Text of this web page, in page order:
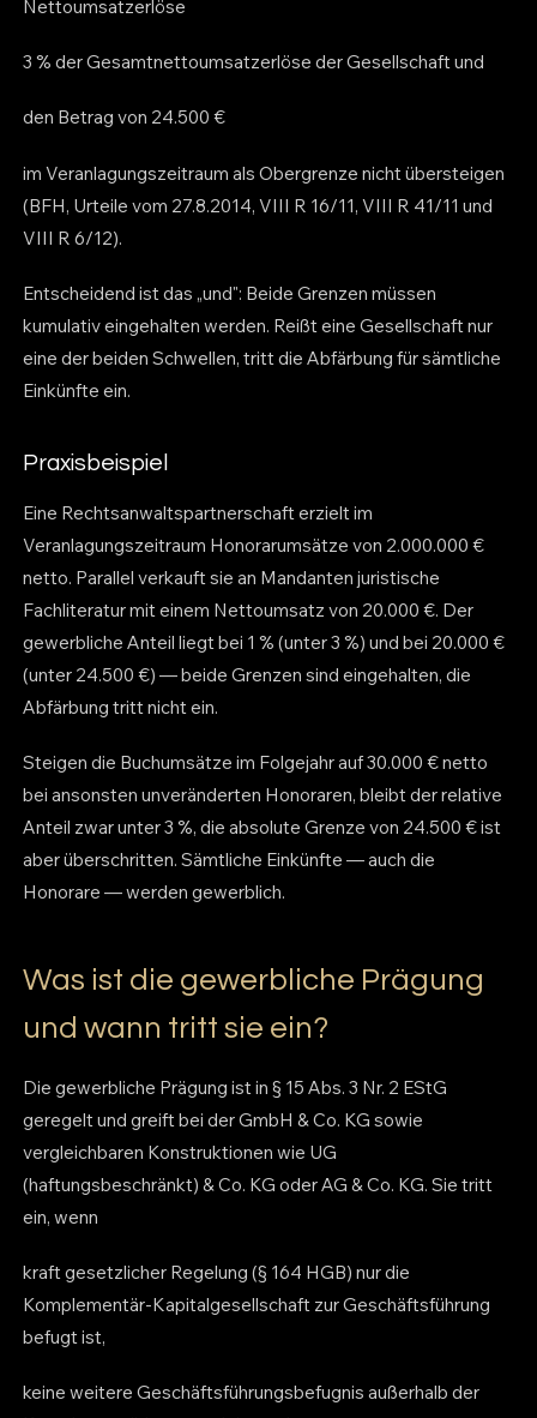
Nettoumsatzerlöse
3 % der Gesamtnettoumsatzerlöse der Gesellschaft und
den Betrag von 24.500 €
im Veranlagungszeitraum als Obergrenze nicht übersteigen
(BFH, Urteile vom 27.8.2014, VIII R 16/11, VIII R 41/11 und
VIII R 6/12).
Entscheidend ist das „und": Beide Grenzen müssen
kumulativ eingehalten werden. Reißt eine Gesellschaft nur
eine der beiden Schwellen, tritt die Abfärbung für sämtliche
Einkünfte ein.
Praxisbeispiel
Eine Rechtsanwaltspartnerschaft erzielt im
Veranlagungszeitraum Honorarumsätze von 2.000.000 €
netto. Parallel verkauft sie an Mandanten juristische
Fachliteratur mit einem Nettoumsatz von 20.000 €. Der
gewerbliche Anteil liegt bei 1 % (unter 3 %) und bei 20.000 €
(unter 24.500 €) — beide Grenzen sind eingehalten, die
Abfärbung tritt nicht ein.
Steigen die Buchumsätze im Folgejahr auf 30.000 € netto
bei ansonsten unveränderten Honoraren, bleibt der relative
Anteil zwar unter 3 %, die absolute Grenze von 24.500 € ist
aber überschritten. Sämtliche Einkünfte — auch die
Honorare — werden gewerblich.
Was ist die gewerbliche Prägung
und wann tritt sie ein?
Die gewerbliche Prägung ist in § 15 Abs. 3 Nr. 2 EStG
geregelt und greift bei der GmbH & Co. KG sowie
vergleichbaren Konstruktionen wie UG
(haftungsbeschränkt) & Co. KG oder AG & Co. KG. Sie tritt
ein, wenn
kraft gesetzlicher Regelung (§ 164 HGB) nur die
Komplementär-Kapitalgesellschaft zur Geschäftsführung
befugt ist,
keine weitere Geschäftsführungsbefugnis außerhalb der